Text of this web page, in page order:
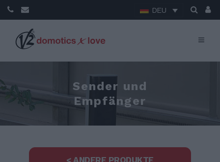
DEU
Sender und
Empfänger
< ANDERE PRODUKTE